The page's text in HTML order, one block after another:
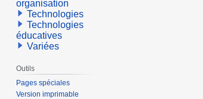
organisation
Technologies
Technologies
éducatives
Variées
Outils
Pages spéciales
Version imprimable